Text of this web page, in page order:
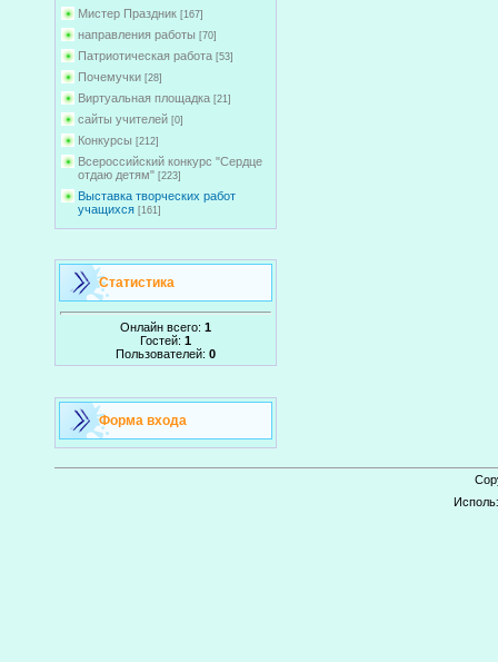
Мистер Праздник [167]
направления работы [70]
Патриотическая работа [53]
Почемучки [28]
Виртуальная площадка [21]
сайты учителей [0]
Конкурсы [212]
Всероссийский конкурс "Сердце
отдаю детям" [223]
Выставка творческих работ
учащихся [161]
Статистика
Онлайн всего: 1
Гостей: 1
Пользователей: 0
Форма входа